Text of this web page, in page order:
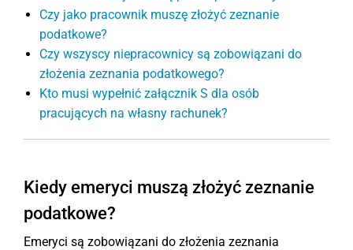
Czy jako pracownik muszę złożyć zeznanie
podatkowe?
Czy wszyscy niepracownicy są zobowiązani do
złożenia zeznania podatkowego?
Kto musi wypełnić załącznik S dla osób
pracujących na własny rachunek?
Kiedy emeryci muszą złożyć zeznanie
podatkowe?
Emeryci są zobowiązani do złożenia zeznania